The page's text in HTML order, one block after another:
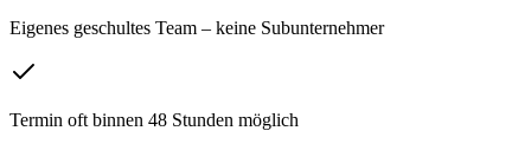
Eigenes geschultes Team – keine Subunternehmer
Termin oft binnen 48 Stunden möglich